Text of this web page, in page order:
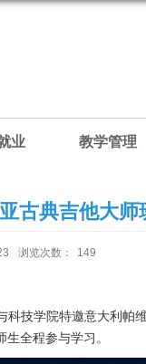
业 教学管理
古典吉他大师
浏览次数： 149
技学院特邀意大利帕
全程参与学习。